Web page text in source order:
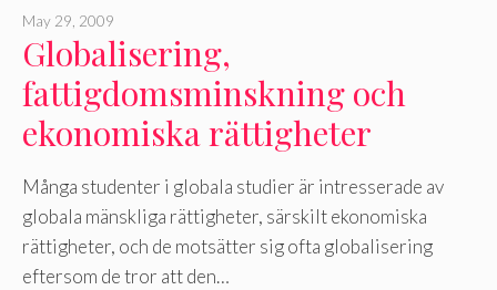
Globalisering,
fattigdomsminskning och
ekonomiska rättigheter
May 29, 2009
Många studenter i globala studier är intresserade av
globala mänskliga rättigheter, särskilt ekonomiska
rättigheter, och de motsätter sig ofta globalisering
eftersom de tror att den…